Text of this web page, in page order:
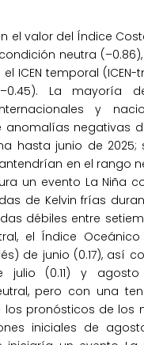
EN
el valor del Índice
neutra
ICEN temporal
La mayoría
y
anomalías negativas
hasta junio de 2025;
en el rango
un evento La Niña
de Kelvin frías
débiles entre
el Índice Oceánico
de junio (0.17), así
julio (0.11) y
pero con una
los pronósticos de los
iniciales de